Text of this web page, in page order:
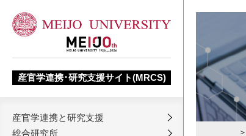
産官学連携･研究支援サイト(MRCS)
産官学連携と研究支援
総合研究所